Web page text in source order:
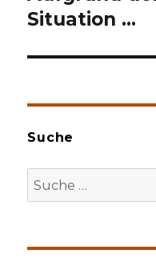
Situation …
Suche
Suche
nach: